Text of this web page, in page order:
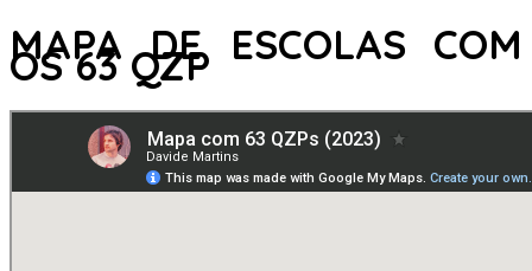
MAPA DE ESCOLAS COM
OS 63 QZP